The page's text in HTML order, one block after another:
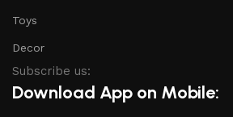
Toys
Decor
Subscribe us:
Download App on Mobile: